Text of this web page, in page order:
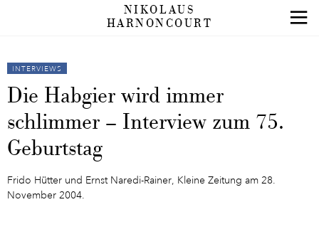
NIKOLAUS
HARNONCOURT
INTERVIEWS
Die Habgier wird immer
schlimmer – Interview zum 75.
Geburtstag
Frido Hütter und Ernst Naredi-Rainer, Kleine Zeitung am 28.
November 2004.